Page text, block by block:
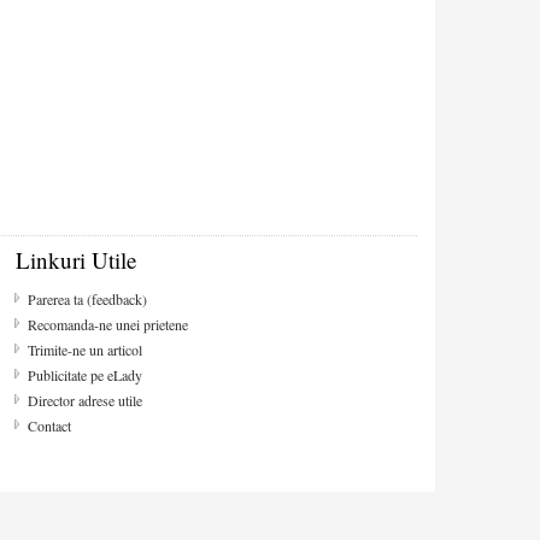
Linkuri Utile
Parerea ta (feedback)
Recomanda-ne unei prietene
Trimite-ne un articol
Publicitate pe eLady
Director adrese utile
Contact